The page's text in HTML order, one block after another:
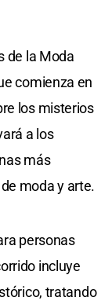
de la Moda
comienza en
los misterios
a los
más
moda y arte.
personas
incluye
tratando